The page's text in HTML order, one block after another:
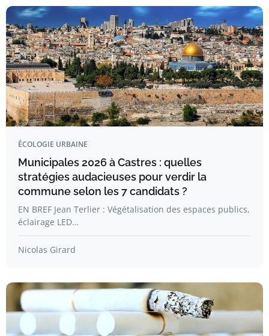
ÉCOLOGIE URBAINE
Municipales 2026 à Castres : quelles
stratégies audacieuses pour verdir la
commune selon les 7 candidats ?
EN BREF Jean Terlier : Végétalisation des espaces publics,
éclairage LED…
Nicolas Girard